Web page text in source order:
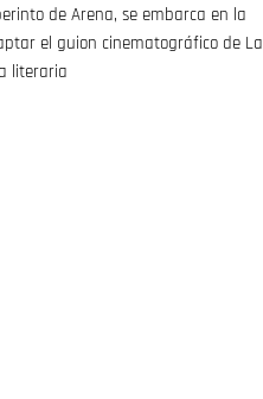
de Arena, se embarca en la
el guion cinematográfico de La
literaria